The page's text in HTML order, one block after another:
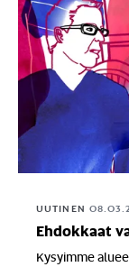
UUTINEN
Ehdokkaat
Kysyimme